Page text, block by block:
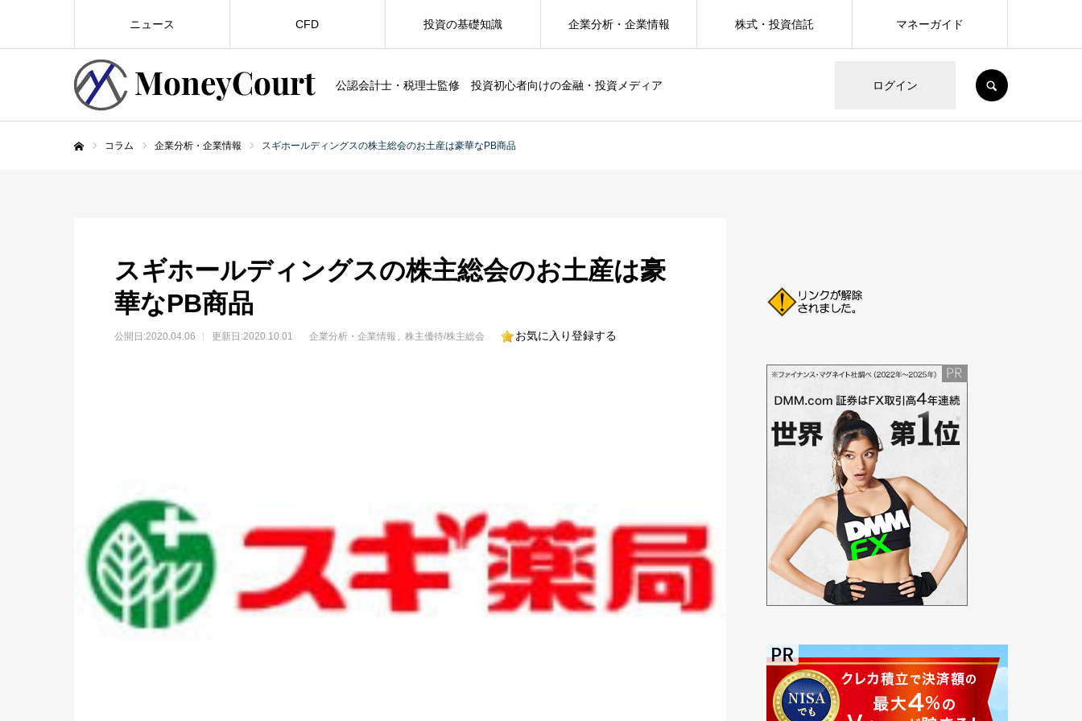
公認会計士・税理士監修 投資初心者向けの金融・投資メディア ログイン
ニュース CFD 投資の基礎知識 企業分析・企業情報 株式・投資信託 マネーガイド
コラム 企業分析・企業情報 スギホールディングスの株主総会のお土産は豪華なPB商品
スギホールディングスの株主総会のお土産は豪
華なPB商品
公開日:2020.04.06 更新日:2020.10.01 企業分析・企業情報 株主優待/株主総会 お気に入り登録する